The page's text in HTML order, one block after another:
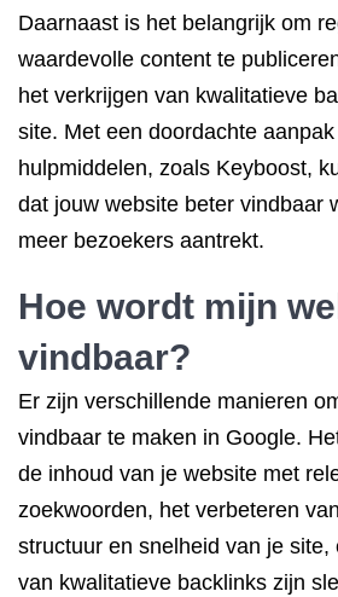
Daarnaast is het belangrijk om
waardevolle content te
het verkrijgen van kwalitatieve
site. Met een doordachte
hulpmiddelen, zoals Keyboost,
dat jouw website beter vindbaar
meer bezoekers aantrekt.
Hoe wordt mijn
vindbaar?
Er zijn verschillende manieren
vindbaar te maken in Google.
de inhoud van je website met
zoekwoorden, het verbeteren
structuur en snelheid van je site,
van kwalitatieve backlinks zijn